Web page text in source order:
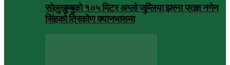
सोलुखुम्बुको १०५ मिटर अग्लो जुम्लिया झरना प्राज्ञ नगेन
सिंहको त्रिकोण क्यानभासमा